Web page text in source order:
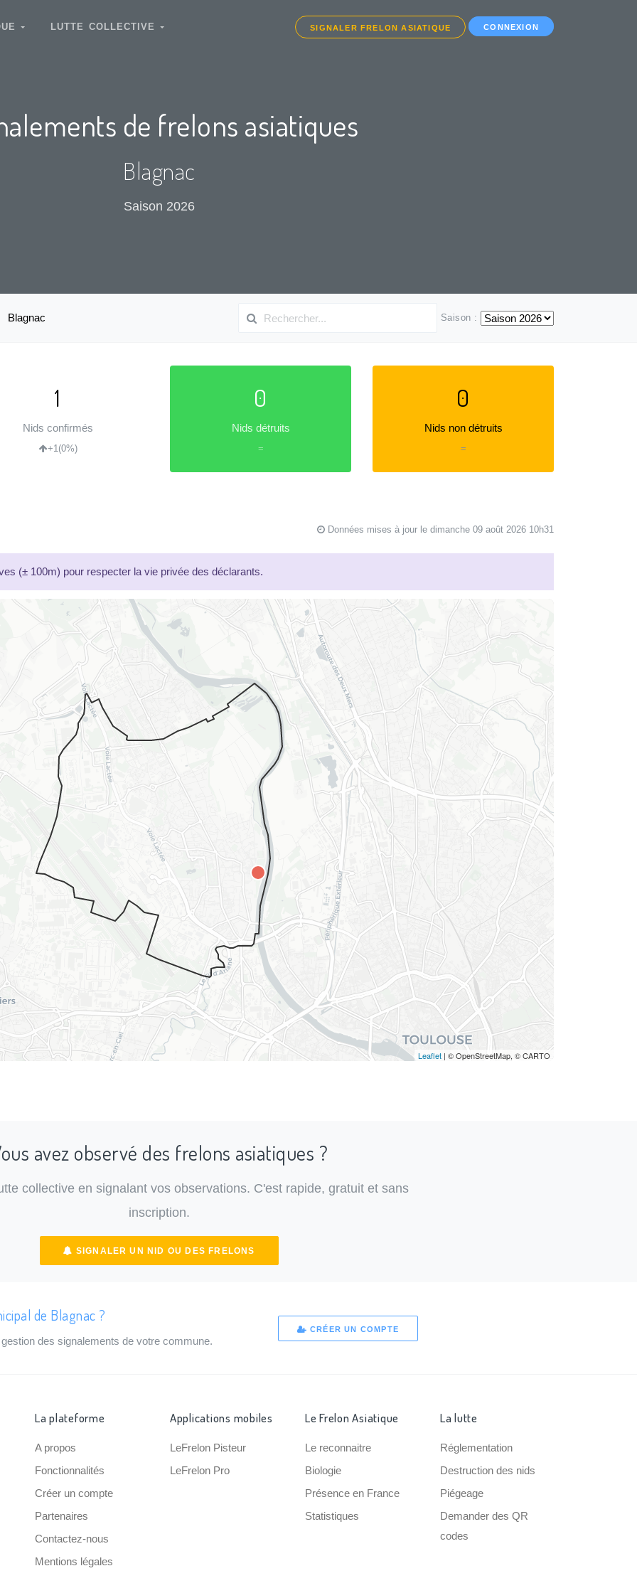
LUTTE COLLECTIVE SIGNALER FRELON ASIATIQUE CONNEXION
de frelons asiatiques
Blagnac
Saison 2026
Blagnac Saison :
1
Nids confirmés
+1(0%)
0
Nids détruits
=
0
Nids non détruits
=
Données mises à jour le dimanche 09 août 2026 10h31
(± 100m) pour respecter la vie privée des déclarants.
Leaflet | © OpenStreetMap, © CARTO
avez observé des frelons asiatiques ?
collective en signalant vos observations. C'est rapide, gratuit et sans
inscription.
SIGNALER UN NID OU DES FRELONS
de Blagnac ?
des signalements de votre commune.
CRÉER UN COMPTE
La plateforme
A propos
Fonctionnalités
Créer un compte
Partenaires
Contactez-nous
Mentions légales
Applications mobiles
LeFrelon Pisteur
LeFrelon Pro
Le Frelon Asiatique
Le reconnaitre
Biologie
Présence en France
Statistiques
La lutte
Réglementation
Destruction des nids
Piégeage
Demander des QR
codes